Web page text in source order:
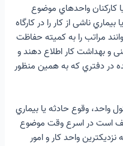
کارکنان واحدهاي موضوع
بیماري ناشی از کار را در کارگاه
مراتب را به کمیته حفاظت
و بهداشت کار اطلاع دهند و
در دفتري که به همین منظور
واحد، وقوع حادثه یا بیماري
است در اسرع وقت موضوع
نزدیکترین واحد کار و امور